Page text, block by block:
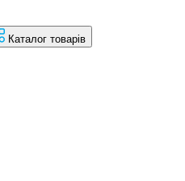
Каталог товарів